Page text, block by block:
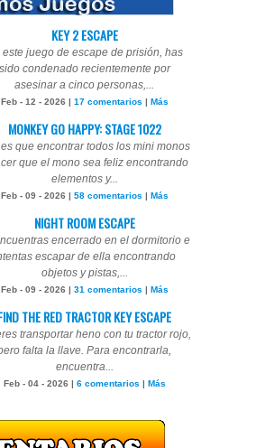
KEY 2 ESCAPE
este juego de escape de prisión, has
sido condenado recientemente por
asesinar a cinco personas,...
Feb - 12 - 2026 | 17 comentarios | Más
MONKEY GO HAPPY: STAGE 1022
que encontrar todos los mini monos
que el mono sea feliz encontrando
elementos y...
Feb - 09 - 2026 | 58 comentarios | Más
NIGHT ROOM ESCAPE
encerrado en el dormitorio e
escapar de ella encontrando
objetos y pistas,...
Feb - 09 - 2026 | 31 comentarios | Más
THE RED TRACTOR KEY ESCAPE
transportar heno con tu tractor rojo,
falta la llave. Para encontrarla,
encuentra...
Feb - 04 - 2026 | 6 comentarios | Más